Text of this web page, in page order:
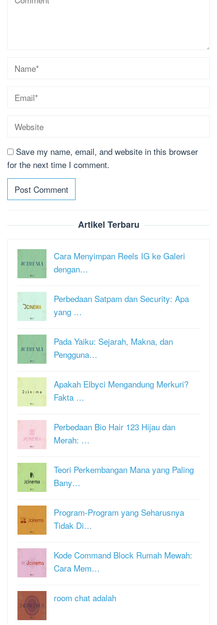
Save my name, email, and website in this browser
for the next time I comment.
Artikel Terbaru
Cara Menyimpan Reels IG ke Galeri
dengan…
Perbedaan Satpam dan Security: Apa
yang …
Pada Yaiku: Sejarah, Makna, dan
Pengguna…
Apakah Elbyci Mengandung Merkuri?
Fakta …
Perbedaan Bio Hair 123 Hijau dan
Merah: …
Teori Perkembangan Mana yang Paling
Bany…
Program-Program yang Seharusnya
Tidak Di…
Kode Command Block Rumah Mewah:
Cara Mem…
room chat adalah